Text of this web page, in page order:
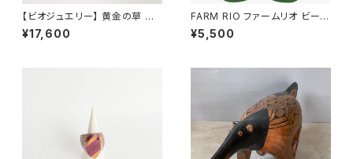
【ビオジュエリー】 黄金の草 カッ
ピンドウラード チェーンネックレ
ス レインボームーンストーン ド
¥17,600
FARM RIO ファームリオ ビーチ
サンダル Havaianas Tropical
Coco
¥5,500